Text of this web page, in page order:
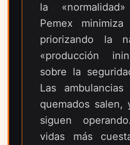
la
Pemex
priorizando la
«producción
sobre la
Las
quemados salen,
siguen
vidas más